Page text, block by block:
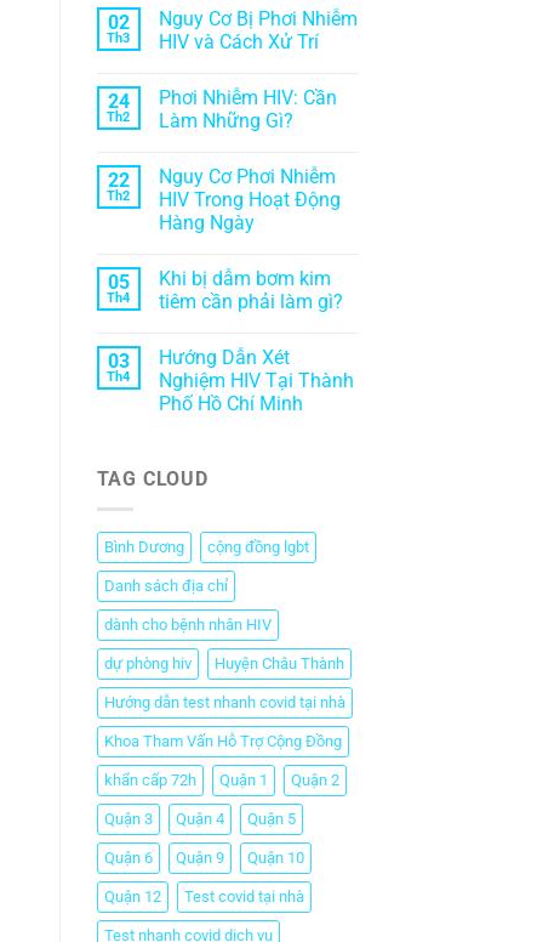
02
Th3
Nguy Cơ Bị Phơi Nhiễm
HIV và Cách Xử Trí
24
Th2
Phơi Nhiễm HIV: Cần
Làm Những Gì?
22
Th2
Nguy Cơ Phơi Nhiễm
HIV Trong Hoạt Động
Hàng Ngày
05
Th4
Khi bị dẫm bơm kim
tiêm cần phải làm gì?
03
Th4
Hướng Dẫn Xét
Nghiệm HIV Tại Thành
Phố Hồ Chí Minh
TAG CLOUD
Bình Dương cộng đồng lgbt
Danh sách địa chỉ
dành cho bệnh nhân HIV
dự phòng hiv Huyện Châu Thành
Hướng dẫn test nhanh covid tại nhà
Khoa Tham Vấn Hỗ Trợ Cộng Đồng
khẩn cấp 72h Quận 1 Quận 2
Quận 3 Quận 4 Quận 5
Quận 6 Quận 9 Quận 10
Quận 12 Test covid tại nhà
Test nhanh covid dịch vụ